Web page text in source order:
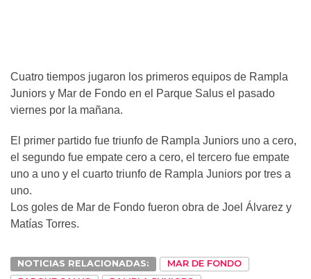
Cuatro tiempos jugaron los primeros equipos de Rampla
Juniors y Mar de Fondo en el Parque Salus el pasado
viernes por la mañana.
El primer partido fue triunfo de Rampla Juniors uno a cero,
el segundo fue empate cero a cero, el tercero fue empate
uno a uno y el cuarto triunfo de Rampla Juniors por tres a
uno.
Los goles de Mar de Fondo fueron obra de Joel Álvarez y
Matías Torres.
NOTICIAS RELACIONADAS:
MAR DE FONDO